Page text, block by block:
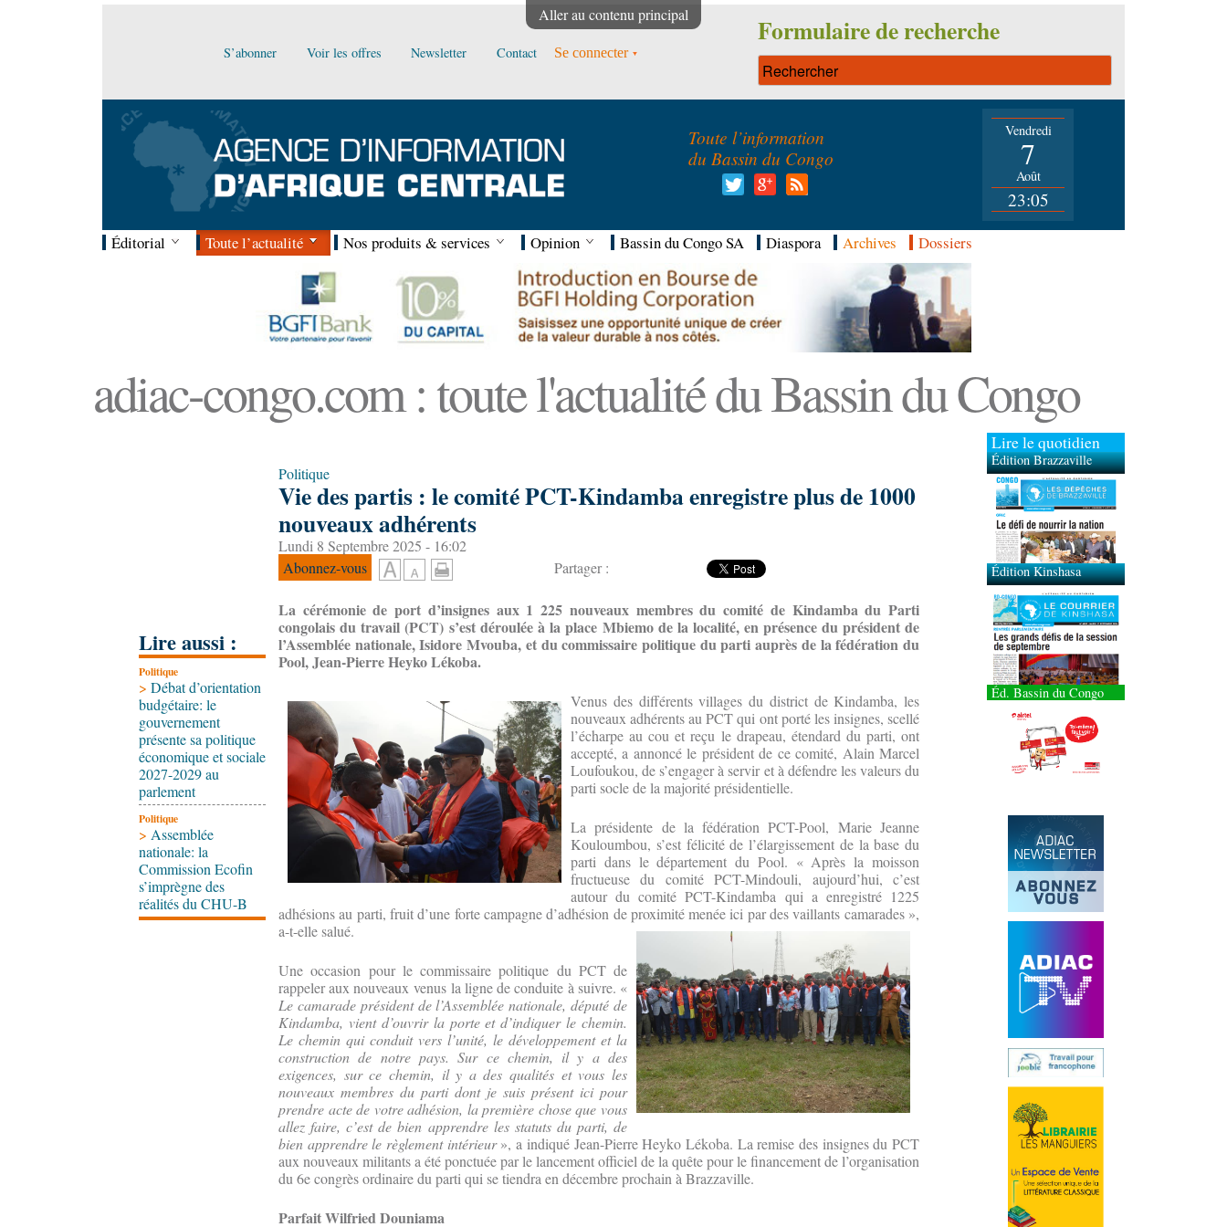
Aller au contenu principal
S’abonner Voir les offres Newsletter Contact Se connecter
Formulaire de recherche
Toute l’information
du Bassin du Congo
Vendredi
7
Août
23:05
Éditorial Toute l’actualité Nos produits & services Opinion Bassin du Congo SA Diaspora Archives Dossiers
adiac-congo.com : toute l'actualité du Bassin du Congo
Lire aussi :
Politique
> Débat d’orientation
budgétaire: le
gouvernement
présente sa politique
économique et sociale
2027-2029 au
parlement
Politique
> Assemblée
nationale: la
Commission Ecofin
s’imprègne des
réalités du CHU-B
Politique
Vie des partis : le comité PCT-Kindamba enregistre plus de 1000
nouveaux adhérents
Lundi 8 Septembre 2025 - 16:02
Abonnez-vous
Partager :
La cérémonie de port d’insignes aux 1 225 nouveaux membres du comité de Kindamba du Parti
congolais du travail (PCT) s’est déroulée à la place Mbiemo de la localité, en présence du président de
l’Assemblée nationale, Isidore Mvouba, et du commissaire politique du parti auprès de la fédération du
Pool, Jean-Pierre Heyko Lékoba.
Venus des différents villages du district de Kindamba, les
nouveaux adhérents au PCT qui ont porté les insignes, scellé
l’écharpe au cou et reçu le drapeau, étendard du parti, ont
accepté, a annoncé le président de ce comité, Alain Marcel
Loufoukou, de s’engager à servir et à défendre les valeurs du
parti socle de la majorité présidentielle.
La présidente de la fédération PCT-Pool, Marie Jeanne
Kouloumbou, s’est félicité de l’élargissement de la base du
parti dans le département du Pool. « Après la moisson
fructueuse du comité PCT-Mindouli, aujourd’hui, c’est
autour du comité PCT-Kindamba qui a enregistré 1225
adhésions au parti, fruit d’une forte campagne d’adhésion de proximité menée ici par des vaillants camarades »,
a-t-elle salué.
Une occasion pour le commissaire politique du PCT de
rappeler aux nouveaux venus la ligne de conduite à suivre. «
Le camarade président de l’Assemblée nationale, député de
Kindamba, vient d’ouvrir la porte et d’indiquer le chemin.
Le chemin qui conduit vers l’unité, le développement et la
construction de notre pays. Sur ce chemin, il y a des
exigences, sur ce chemin, il y a des qualités et vous les
nouveaux membres du parti dont je suis présent ici pour
prendre acte de votre adhésion, la première chose que vous
allez faire, c’est de bien apprendre les statuts du parti, de
bien apprendre le règlement intérieur», a indiqué Jean-Pierre Heyko Lékoba. La remise des insignes du PCT
aux nouveaux militants a été ponctuée par le lancement officiel de la quête pour le financement de l’organisation
du 6e congrès ordinaire du parti qui se tiendra en décembre prochain à Brazzaville.
Parfait Wilfried Douniama
Lire le quotidien
Édition Brazzaville
Édition Kinshasa
Éd. Bassin du Congo